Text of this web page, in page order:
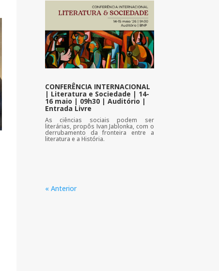
CONFERÊNCIA INTERNACIONAL
| Literatura e Sociedade | 14-
16 maio | 09h30 | Auditório |
Entrada Livre
As ciências sociais podem ser
literárias, propôs Ivan Jablonka, com o
derrubamento da fronteira entre a
literatura e a História.
« Anterior